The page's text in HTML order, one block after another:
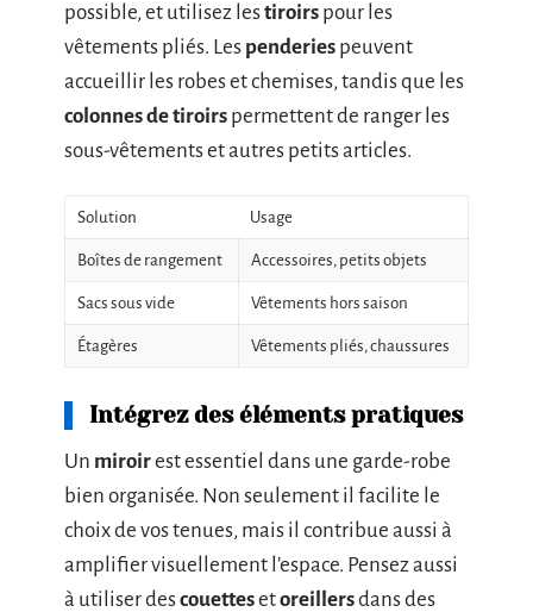
possible, et utilisez lestiroirs pour les
vêtements pliés. Les penderies peuvent
accueillir les robes et chemises, tandis que les
colonnes de tiroirs permettent de ranger les
sous-vêtements et autres petits articles.
Solution Usage
Boîtes de rangement Accessoires, petits objets
Sacs sous vide Vêtements hors saison
Étagères Vêtements pliés, chaussures
Intégrez des éléments pratiques
Un miroirest essentiel dans une garde-robe
bien organisée. Non seulement il facilite le
choix de vos tenues, mais il contribue aussi à
amplifier visuellement l’espace. Pensez aussi
à utiliser descouettesetoreillersdans des